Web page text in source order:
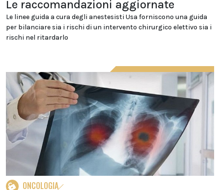
Le raccomandazioni aggiornate
Le linee guida a cura degli anestesisti Usa forniscono una guida
per bilanciare sia i rischi di un intervento chirurgico elettivo sia i
rischi nel ritardarlo
ONCOLOGIA